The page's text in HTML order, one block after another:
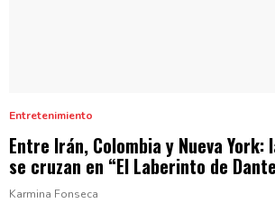
Entretenimiento
Entre Irán, Colombia y Nueva
se cruzan en “El Laberinto de
Karmina Fonseca